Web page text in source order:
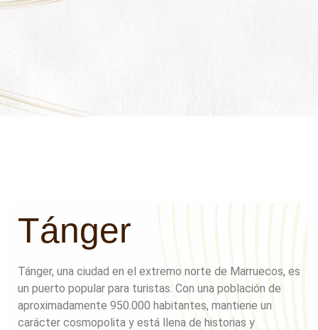
Tánger
Tánger, una ciudad en el extremo norte de Marruecos, es
un puerto popular para turistas. Con una población de
aproximadamente 950.000 habitantes, mantiene un
carácter cosmopolita y está llena de historias y